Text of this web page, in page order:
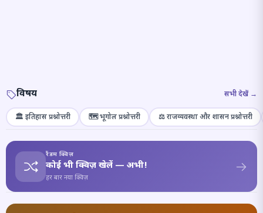
विषय सभी देखें →
🏛️ इतिहास प्रश्नोत्तरी 🗺️ भूगोल प्रश्नोत्तरी ⚖️ राजव्यवस्था और शासन प्रश्नोत्तरी
रैंडम क्विज़
कोई भी क्विज़ खेलें — अभी!
हर बार नया क्विज़